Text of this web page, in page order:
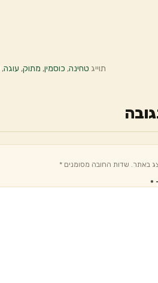
תוייג טחינה, כוסמין, מתוק, עוגה,
באתר. שדות החובה מסומנים *
*